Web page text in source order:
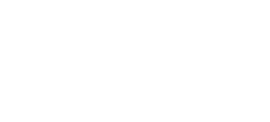
і з доглядових процедур за ним знадобиться
тільки один горіх. Колір його кремово-жовтий, а чи не